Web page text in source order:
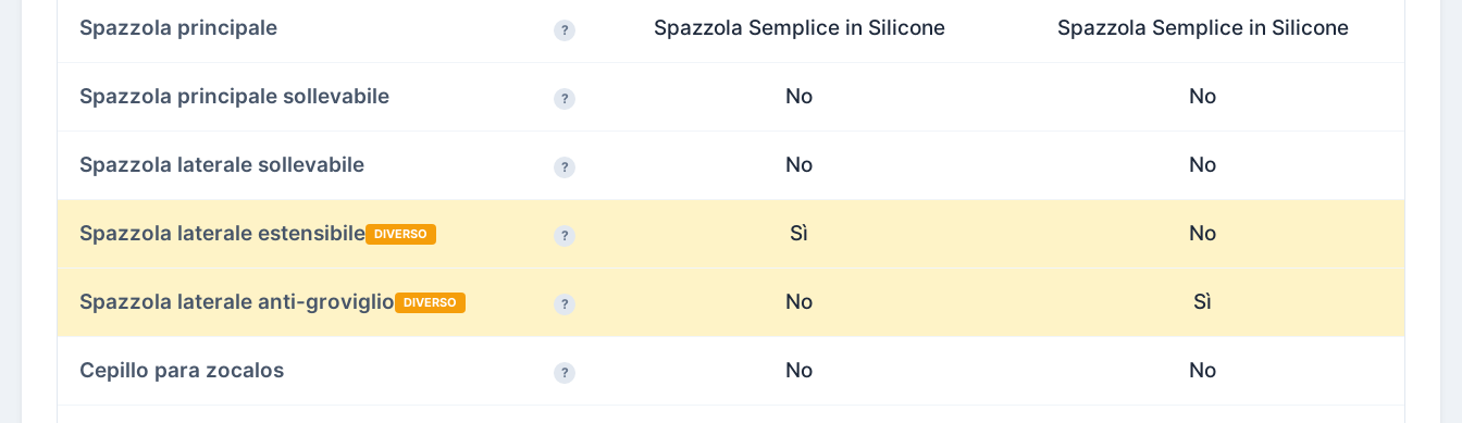
Spazzola principale ? Spazzola Semplice in Silicone Spazzola Semplice in Silicone
Spazzola principale sollevabile ? No No
Spazzola laterale sollevabile ? No No
Spazzola laterale estensibile DIVERSO ? Sì No
Spazzola laterale anti-groviglio DIVERSO ? No Sì
Cepillo para zocalos ? No No